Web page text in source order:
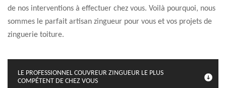
de nos interventions à effectuer chez vous. Voilà pourquoi, nous
sommes le parfait artisan zingueur pour vous et vos projets de
zinguerie toiture.
LE PROFESSIONNEL COUVREUR ZINGUEUR LE PLUS
COMPÉTENT DE CHEZ VOUS